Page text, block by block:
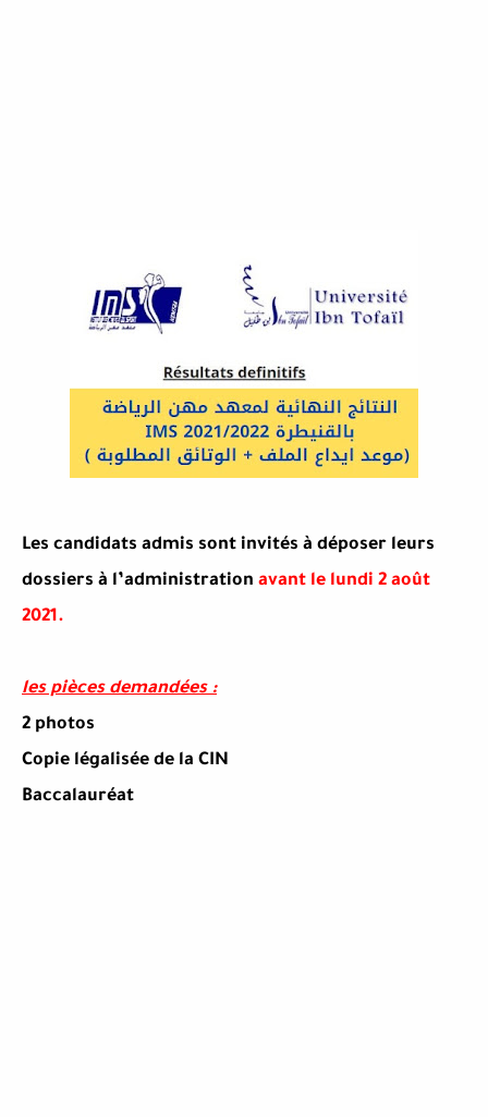
Les candidats admis sont invités à déposer leurs
dossiers à l’administration avant le lundi 2 août
2021.
les pièces demandées :
2 photos
Copie légalisée de la CIN
Baccalauréat